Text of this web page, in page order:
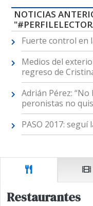
NOTICIAS
Fuerte control en
Medios del
regreso de
Adrián Pérez:
peronistas no
PASO 2017:
Restaurantes